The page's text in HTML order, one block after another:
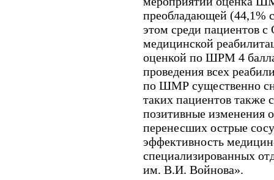
преобладающей (44,1%
этом среди пациентов
медицинской
оценкой по ШРМ 4
проведения всех
по ШМР существенно
таких пациентов также
позитивные изменения
перенесших острые
эффективность
специализированных
им. В.И. Войнова».